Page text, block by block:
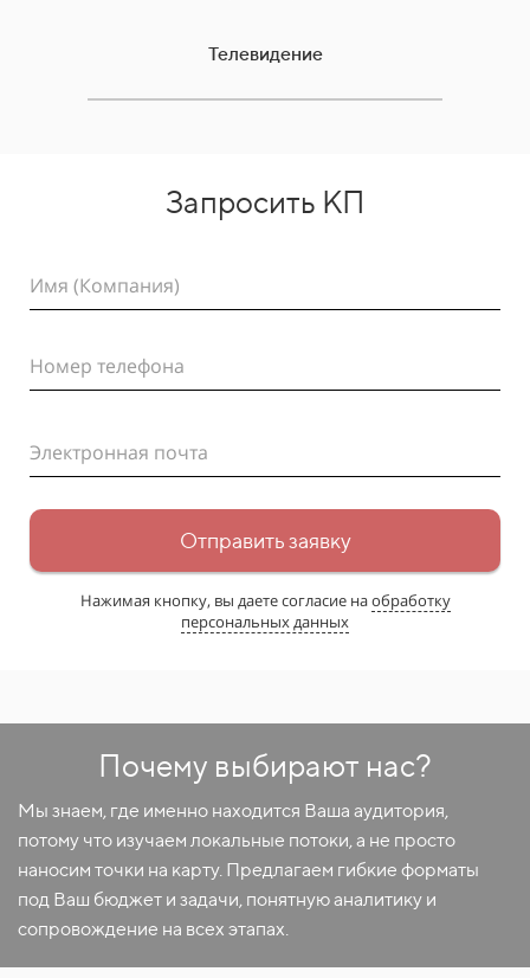
Телевидение
Запросить КП
Имя (Компания)
Номер телефона
Электронная почта
Отправить заявку
Нажимая кнопку, вы даете согласие наобработку
персональных данных
Почему выбирают нас?
Мы знаем, где именно находится Ваша аудитория,
потому что изучаем локальные потоки, а не просто
наносим точки на карту. Предлагаем гибкие форматы
под Ваш бюджет и задачи, понятную аналитику и
сопровождение на всех этапах.